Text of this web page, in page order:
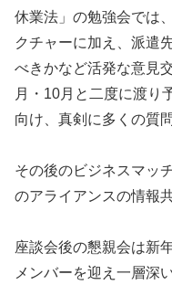
休業法」の勉強会では
クチャーに加え、派遣
べきかなど活発な意見
月・10月と二度に渡り
向け、真剣に多くの質
その後のビジネスマッ
のアライアンスの情報
座談会後の懇親会は新
メンバーを迎え一層深